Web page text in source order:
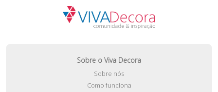
Sobre o Viva Decora
Sobre nós
Como funciona